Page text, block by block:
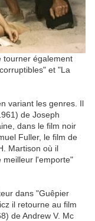
tourner également
et "La
variant les genres. Il
de Joseph
dans le film noir
Fuller, le film de
Martison où il
meilleur l'emporte"
dans "Guêpier
il retourne au film
de Andrew V. Mc